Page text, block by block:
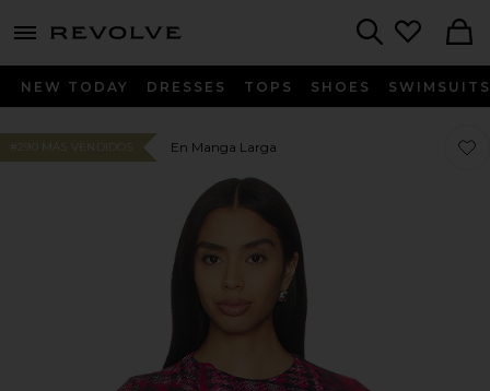
menu - shows more content
NEW TODAY DRESSES TOPS SHOES SWIMSUITS
#290 MÁS VENDIDOS En Manga Larga